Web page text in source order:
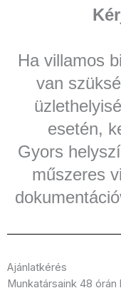
Ha villamos
van
esetén,
Gyors
műszeres
Ajánlatkérés
Munkatársaink 48